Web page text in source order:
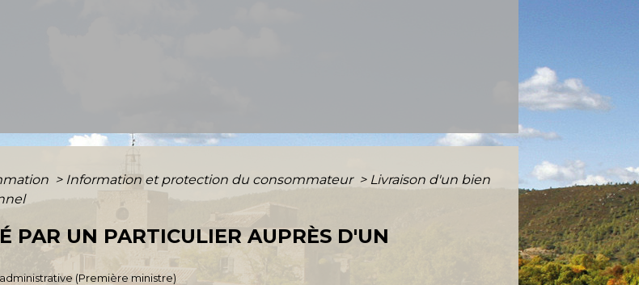
> Information et protection du consommateur > Livraison d'un bien
PAR UN PARTICULIER AUPRÈS D'UN
(Première ministre)